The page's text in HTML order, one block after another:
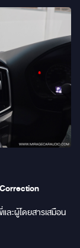
ละผู้โดยสารเสมือน